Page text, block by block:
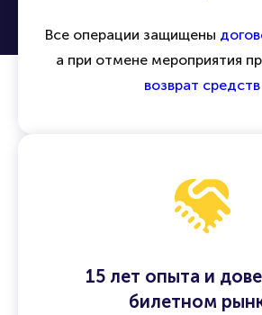
Все операции защищены
а при отмене мероприятия
возврат средств
15 лет опыта и
билетном